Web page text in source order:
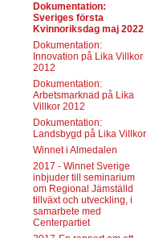
Dokumentation:
Sveriges första
Kvinnoriksdag maj 2022
Dokumentation:
Innovation på Lika Villkor
2012
Dokumentation:
Arbetsmarknad på Lika
Villkor 2012
Dokumentation:
Landsbygd på Lika Villkor
Winnet i Almedalen
2017 - Winnet Sverige
inbjuder till seminarium
om Regional Jämställd
tillväxt och utveckling, i
samarbete med
Centerpartiet